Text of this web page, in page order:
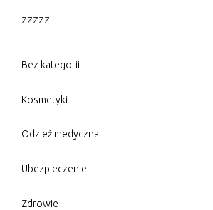
zzzzz
Bez kategorii
Kosmetyki
Odzież medyczna
Ubezpieczenie
Zdrowie